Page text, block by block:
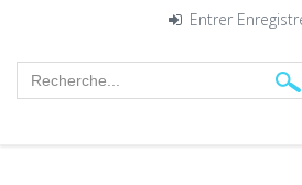
Entrer